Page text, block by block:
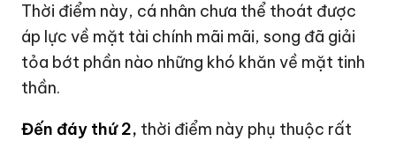
Thời điểm này, cá nhân chưa thể thoát được
áp lực về mặt tài chính mãi mãi, song đã giải
tỏa bớt phần nào những khó khăn về mặt tinh
thần.
Đến đáy thứ 2, thời điểm này phụ thuộc rất